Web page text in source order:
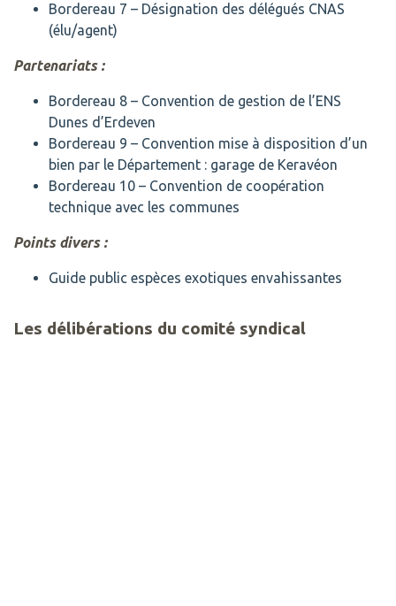
Bordereau 7 – Désignation des délégués CNAS
(élu/agent)
Partenariats :
Bordereau 8 – Convention de gestion de l’ENS
Dunes d’Erdeven
Bordereau 9 – Convention mise à disposition d’un
bien par le Département : garage de Keravéon
Bordereau 10 – Convention de coopération
technique avec les communes
Points divers :
Guide public espèces exotiques envahissantes
Les délibérations du comité syndical